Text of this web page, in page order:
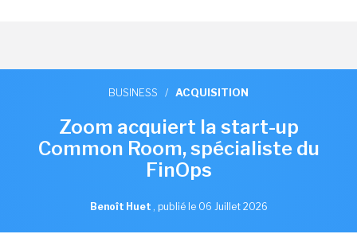
BUSINESS / ACQUISITION
Zoom acquiert la start-up
Common Room, spécialiste du
FinOps
Benoît Huet , publié le 06 Juillet 2026